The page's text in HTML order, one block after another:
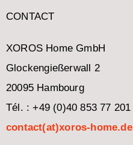
CONTACT
XOROS Home GmbH
Glockengießerwall 2
20095 Hambourg
Tél. : +49 (0)40 853 77 201
contact(at)xoros-home.de